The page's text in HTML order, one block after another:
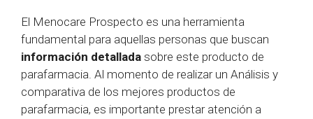
El Menocare Prospecto es una herramienta
fundamental para aquellas personas que buscan
información detallada sobre este producto de
parafarmacia. Al momento de realizar un Análisis y
comparativa de los mejores productos de
parafarmacia, es importante prestar atención a